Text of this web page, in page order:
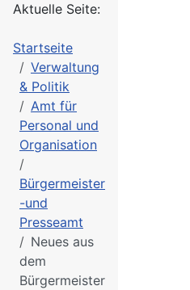
Aktuelle Seite:
Startseite
Verwaltung
& Politik
Amt für
Personal und
Organisation
Bürgermeister
-und
Presseamt
Neues aus
dem
Bürgermeister